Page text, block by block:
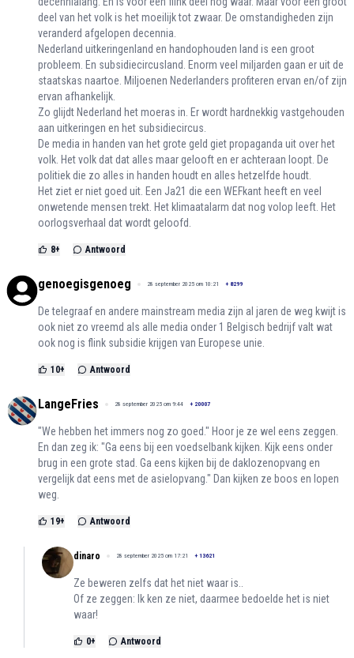
deel van het volk is het moeilijk tot zwaar. De omstandigheden zijn
veranderd afgelopen decennia.
Nederland uitkeringenland en handophouden land is een groot
probleem. En subsidiecircusland. Enorm veel miljarden gaan er uit de
staatskas naartoe. Miljoenen Nederlanders profiteren ervan en/of zijn
ervan afhankelijk.
Zo glijdt Nederland het moeras in. Er wordt hardnekkig vastgehouden
aan uitkeringen en het subsidiecircus.
De media in handen van het grote geld giet propaganda uit over het
volk. Het volk dat dat alles maar gelooft en er achteraan loopt. De
politiek die zo alles in handen houdt en alles hetzelfde houdt.
Het ziet er niet goed uit. Een Ja21 die een WEFkant heeft en veel
onwetende mensen trekt. Het klimaatalarm dat nog volop leeft. Het
oorlogsverhaal dat wordt geloofd.
8+ Antwoord
genoegisgenoeg 28 september 2025 om 10:21 + 8299
De telegraaf en andere mainstream media zijn al jaren de weg kwijt is
ook niet zo vreemd als alle media onder 1 Belgisch bedrijf valt wat
ook nog is flink subsidie krijgen van Europese unie.
10+ Antwoord
LangeFries 28 september 2025 om 9:44 + 20007
"We hebben het immers nog zo goed." Hoor je ze wel eens zeggen.
En dan zeg ik: "Ga eens bij een voedselbank kijken. Kijk eens onder
brug in een grote stad. Ga eens kijken bij de daklozenopvang en
vergelijk dat eens met de asielopvang." Dan kijken ze boos en lopen
weg.
19+ Antwoord
dinaro 28 september 2025 om 17:21 + 13621
Ze beweren zelfs dat het niet waar is..
Of ze zeggen: Ik ken ze niet, daarmee bedoelde het is niet
waar!
0+ Antwoord